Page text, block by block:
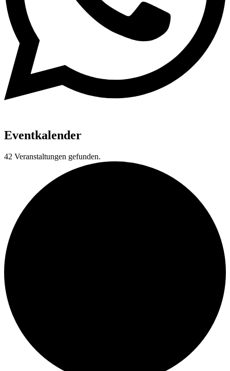
Eventkalender
42 Veranstaltungen gefunden.